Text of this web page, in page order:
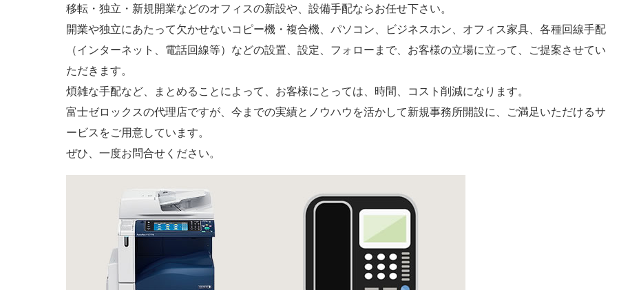
移転・独立・新規開業などのオフィスの新設や、設備手配ならお任せ下さい。
開業や独立にあたって欠かせないコピー機・複合機、パソコン、ビジネスホン、オフィス家具、各種回線手配
（インターネット、電話回線等）などの設置、設定、フォローまで、お客様の立場に立って、ご提案させてい
ただきます。
煩雑な手配など、まとめることによって、お客様にとっては、時間、コスト削減になります。
富士ゼロックスの代理店ですが、今までの実績とノウハウを活かして新規事務所開設に、ご満足いただけるサ
ービスをご用意しています。
ぜひ、一度お問合せください。